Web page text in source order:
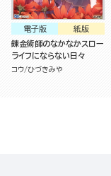
紙版
電子版
錬金術師のなかなかスロー
ライフにならない日々
コウ ひづきみや